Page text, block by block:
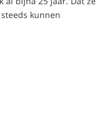
kunnen